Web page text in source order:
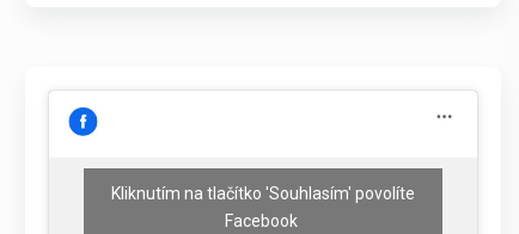
Kliknutím na tlačítko 'Souhlasím' povolíte
Facebook